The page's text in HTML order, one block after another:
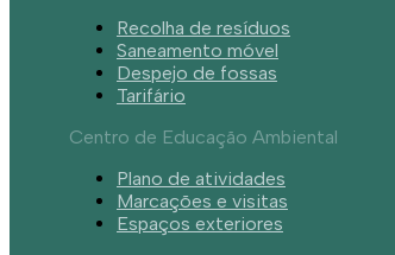
Recolha de resíduos
Saneamento móvel
Despejo de fossas
Tarifário
Centro de Educação Ambiental
Plano de atividades
Marcações e visitas
Espaços exteriores